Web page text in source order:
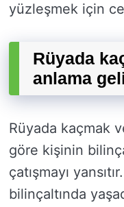
yüzleşmek için
Rüyada
anlama
Rüyada kaçmak
göre kişinin
çatışmayı
bilinçaltında